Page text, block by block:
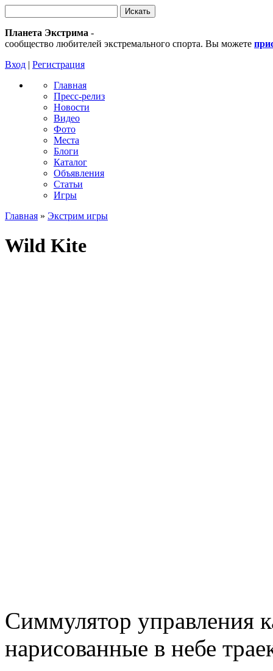
Планета Экстрима -
сообщество любителей экстремального спорта. Вы можете
Вход | Регистрация
Главная
Пресс-релиз
Новости
Видео
Фото
Места
Блоги
Каталог
Объявления
Статьи
Игры
Главная » Экстрим игры
Wild Kite
Симмулятор управления
нарисованные в небе